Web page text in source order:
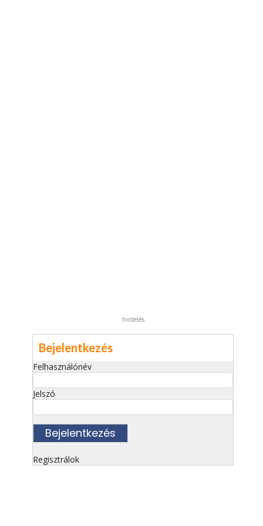
hirdetés
Bejelentkezés
Felhasználónév
Jelszó
Regisztrálok